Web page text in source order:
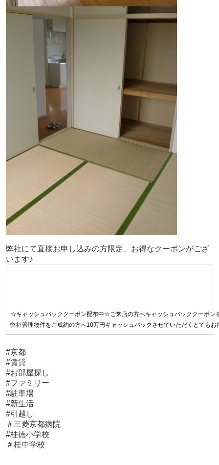
弊社にて直接お申し込みの方限定、お得なクーポンがござ
います♪
☆キャッシュバッククーポン配布中☆ご来店の方へキャッシュバッククーポン
弊社管理物件をご成約の方へ10万円キャッシュバックさせていただくとてもお
#京都
#賃貸
#お部屋探し
#ファミリー
#駐車場
#新生活
#引越し
＃三菱京都病院
#桂徳小学校
＃桂中学校